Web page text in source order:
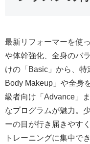
最新リフォーマーを使
や体幹強化、全身のバ
けの「Basic」から、
Body Makeup」や全身
級者向け「Advance」
なプログラムが魅力。
ーの目が行き届きやす
トレーニングに集中で